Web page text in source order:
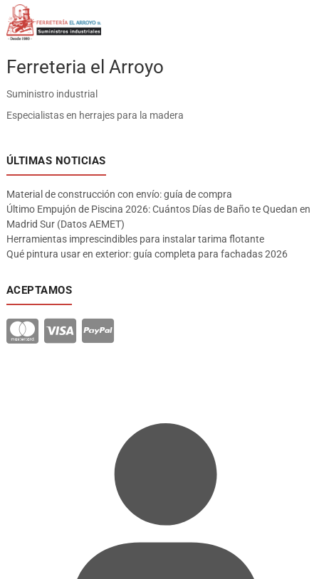
Ferreteria el Arroyo
Suministro industrial
Especialistas en herrajes para la madera
ÚLTIMAS NOTICIAS
Material de construcción con envío: guía de compra
Último Empujón de Piscina 2026: Cuántos Días de Baño te Quedan en
Madrid Sur (Datos AEMET)
Herramientas imprescindibles para instalar tarima flotante
Qué pintura usar en exterior: guía completa para fachadas 2026
ACEPTAMOS